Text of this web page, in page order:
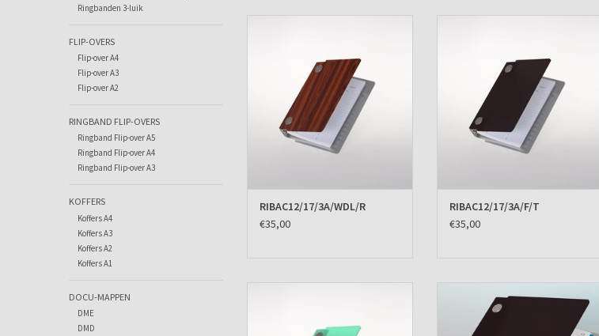
Ringbanden 3-luik
FLIP-OVERS
Flip-over A4
Flip-over A3
Flip-over A2
RINGBAND FLIP-OVERS
Ringband Flip-over A5
Ringband Flip-over A4
Ringband Flip-over A3
KOFFERS
Koffers A4
Koffers A3
Koffers A2
Koffers A1
DOCU-MAPPEN
DME
DMD
TOEVOEGEN AAN WINKELWAGEN
RIBAC12/17/3A/WDL/R
€35,00
RIBAC12/17/3A/F/T
€35,00
TOEVOEGEN AAN WINKELWAGEN